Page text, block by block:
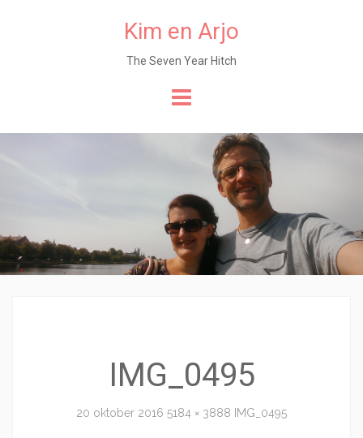
Kim en Arjo
The Seven Year Hitch
IMG_0495
20 oktober 2016 5184 × 3888 IMG_0495